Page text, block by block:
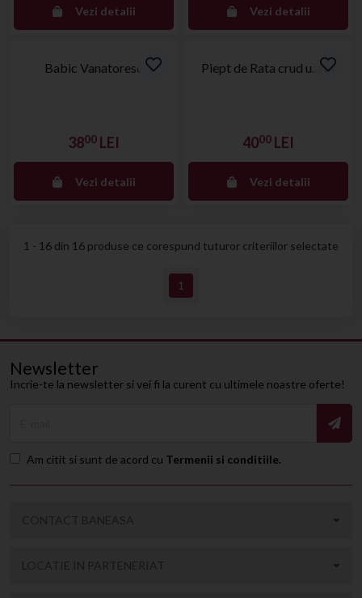
Vezi detalii Vezi detalii
Stoc epuizat
Babic Vanatoresc
3800 LEI
Vezi detalii
Stoc epuizat
Piept de Rata crud uscat
4000 LEI
Vezi detalii
1 - 16 din 16 produse ce corespund tuturor criteriilor selectate
1
Newsletter
Incrie-te la newsletter si vei fi la curent cu ultimele noastre oferte!
Am citit si sunt de acord cu Termenii si conditiile.
CONTACT BANEASA
LOCATIE IN PARTENERIAT